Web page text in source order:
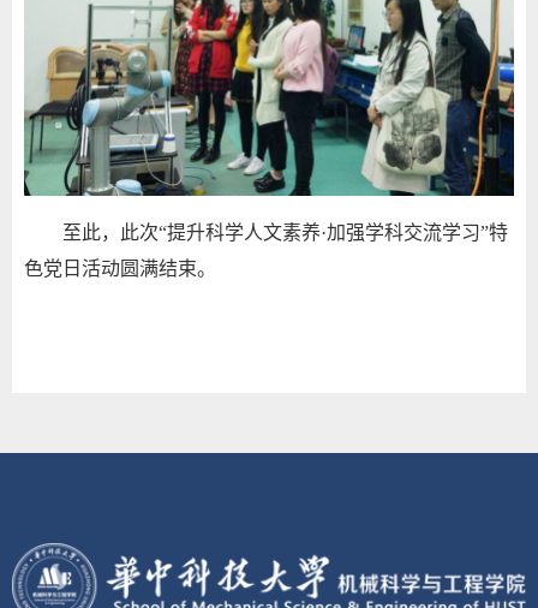
至此，此次“提升科学人文素养·加强学科交流学习”特
色党日活动圆满结束。